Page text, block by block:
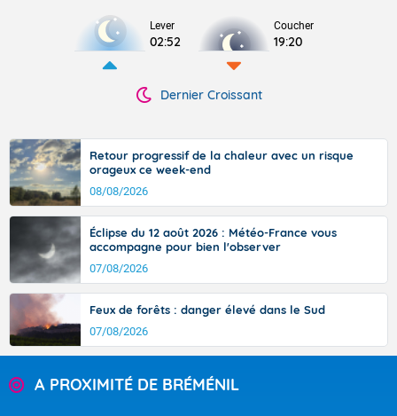
Lever
02:52
Coucher
19:20
Dernier Croissant
Retour progressif de la chaleur avec un risque
orageux ce week-end
08/08/2026
Éclipse du 12 août 2026 : Météo-France vous
accompagne pour bien l'observer
07/08/2026
Feux de forêts : danger élevé dans le Sud
07/08/2026
A PROXIMITÉ DE BRÉMÉNIL